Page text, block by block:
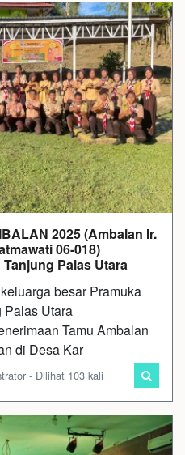
2025 (Ambalan Ir.
06-018)
Palas Utara
besar Pramuka
Palas Utara
Tamu Ambalan
di Desa Kar
- Dilihat 103 kali